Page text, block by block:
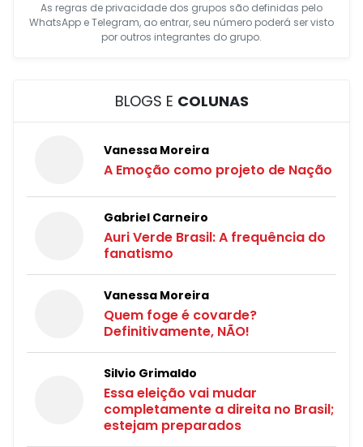
As regras de privacidade dos grupos são definidas pelo
WhatsApp e Telegram, ao entrar, seu número poderá ser visto
por outros integrantes do grupo.
BLOGS E COLUNAS
Vanessa Moreira
A Emoção como projeto de Nação
Gabriel Carneiro
Auri Verde Brasil: A frequência do
fanatismo
Vanessa Moreira
Quem foge é covarde?
Definitivamente, NÃO!
Silvio Grimaldo
Essa eleição vai mudar
completamente a direita no Brasil;
estejam preparados